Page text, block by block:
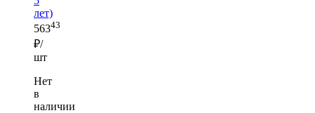
лет)
56343
₽/
шт
Нет
в
наличии